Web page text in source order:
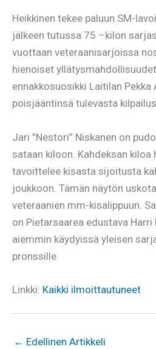
Heikkinen tekee paluun SM-
jälkeen tutussa 75 –kilon
vuottaan veteraanisarjoissa
hienoiset
ennakkosuosikki Laitilan
poisjääntinsä tulevasta
Jari ”Nestori” Niskanen on
sataan kiloon. Kahdeksan
tavoittelee kisasta sijoitusta
joukkoon. Tämän näytön
veteraanien mm-kisalippuun.
on Pietarsaarea edustava
aiemmin käydyissä yleisen
pronssille.
Linkki: Kaikki ilmoittautuneet
← Edellinen Artikkeli